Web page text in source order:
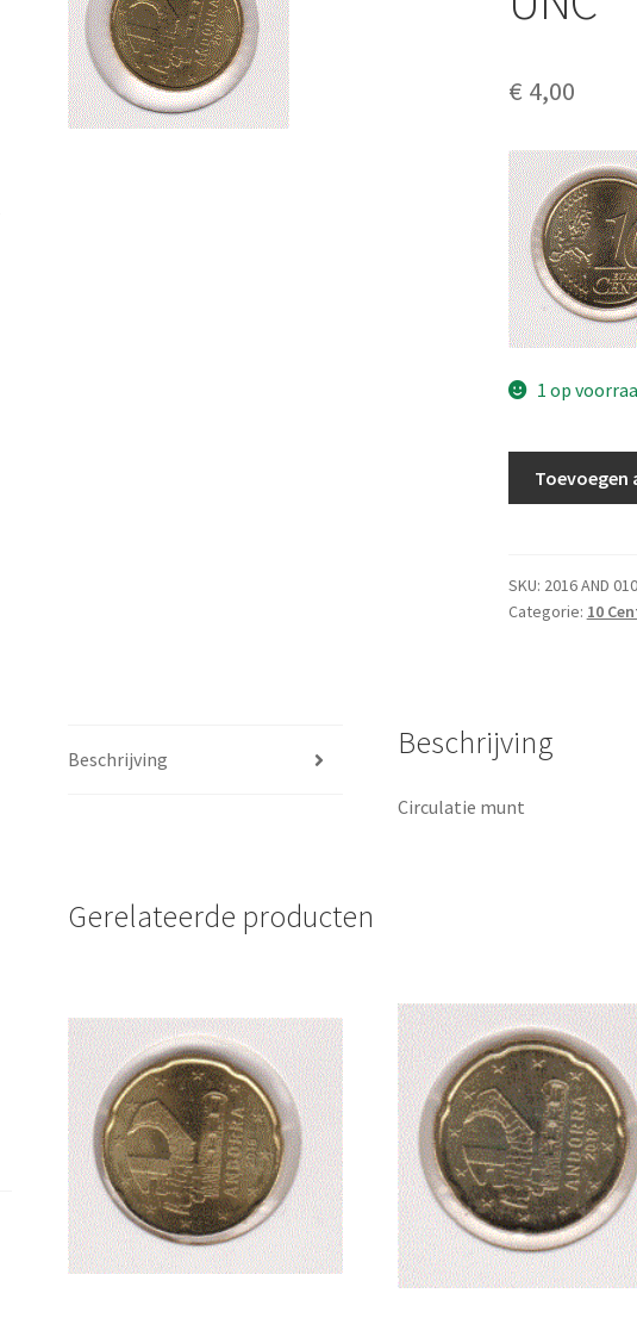
€ 4,00
1 op
UNC
aantal
Toevoegen
SKU: 2016 AND 010
Categorie: 10
Beschrijving Beschrijving
Circulatie munt
Gerelateerde producten